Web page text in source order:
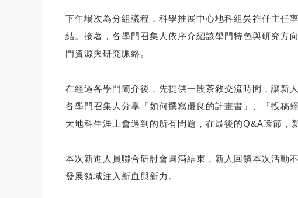
下午場次為分組議程，科學推展中心地科組吳祚任主任
結。接著，各學門召集人依序介紹該學門特色與研究方
門資源與研究脈絡。
在經過各學門簡介後，先提供一段茶敘交流時間，讓新
各學門召集人分享「如何撰寫優良的計畫書」、「投稿
大地科生涯上會遇到的所有問題，在最後的Q&A環節，
本次新進人員聯合研討會圓滿結束，新人回饋本次活動
發展領域注入新血與新力。